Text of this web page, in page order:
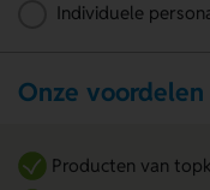
Individuele
Onze voordelen
Producten van